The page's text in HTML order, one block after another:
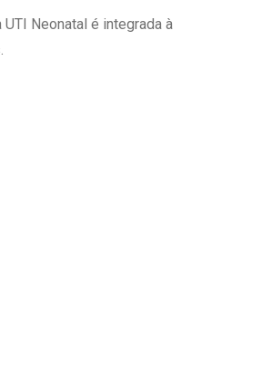
Digital de Nutrição para
Neonatal é integrada à